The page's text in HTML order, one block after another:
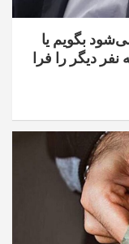
بگویم یا
دیگر را فرا